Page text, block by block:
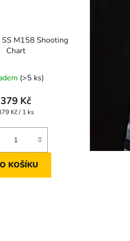
M158 Shooting
Chart
(>5 ks)
379 Kč
Kč / 1 ks
KOŠÍKU